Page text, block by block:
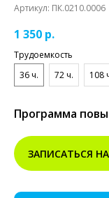
Артикул: ПК.0210.0006
1 350 р.
Трудоемкость
36 ч.
72 ч. 108
Программа
ЗАПИСАТЬСЯ